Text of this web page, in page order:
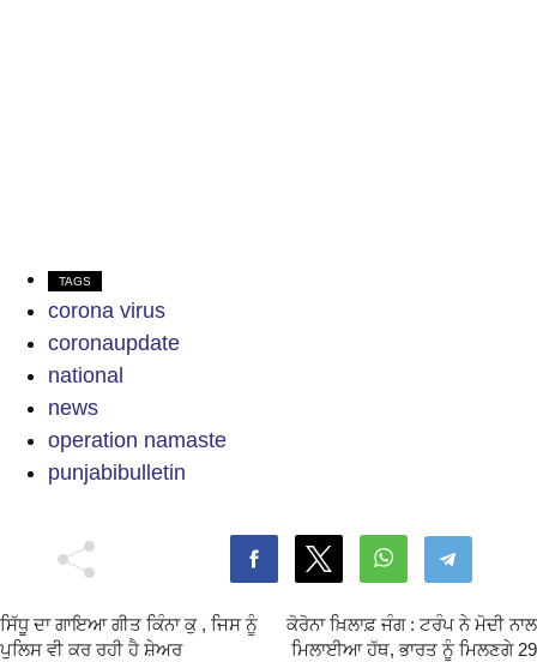
TAGS
corona virus
coronaupdate
national
news
operation namaste
punjabibulletin
ਸਿੱਧੂ ਦਾ ਗਾਇਆ ਗੀਤ ਕਿੰਨਾ ਕੁ , ਜਿਸ ਨੂੰ
ਪੁਲਿਸ ਵੀ ਕਰ ਰਹੀ ਹੈ ਸ਼ੇਅਰ
ਕੋਰੋਨਾ ਖ਼ਿਲਾਫ਼ ਜੰਗ : ਟਰੰਪ ਨੇ ਮੋਦੀ ਨਾਲ
ਮਿਲਾਈਆ ਹੱਥ, ਭਾਰਤ ਨੂੰ ਮਿਲਣਗੇ 29